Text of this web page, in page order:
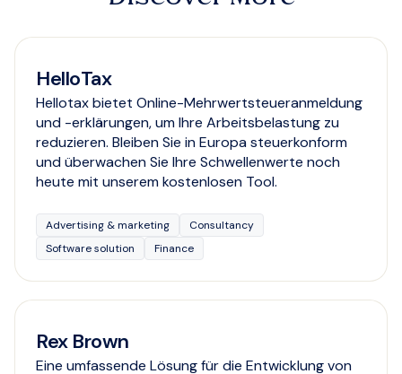
HelloTax
Hellotax bietet Online-Mehrwertsteueranmeldung
und -erklärungen, um Ihre Arbeitsbelastung zu
reduzieren. Bleiben Sie in Europa steuerkonform
und überwachen Sie Ihre Schwellenwerte noch
heute mit unserem kostenlosen Tool.
Advertising & marketing
Consultancy
Software solution
Finance
Rex Brown
Eine umfassende Lösung für die Entwicklung von